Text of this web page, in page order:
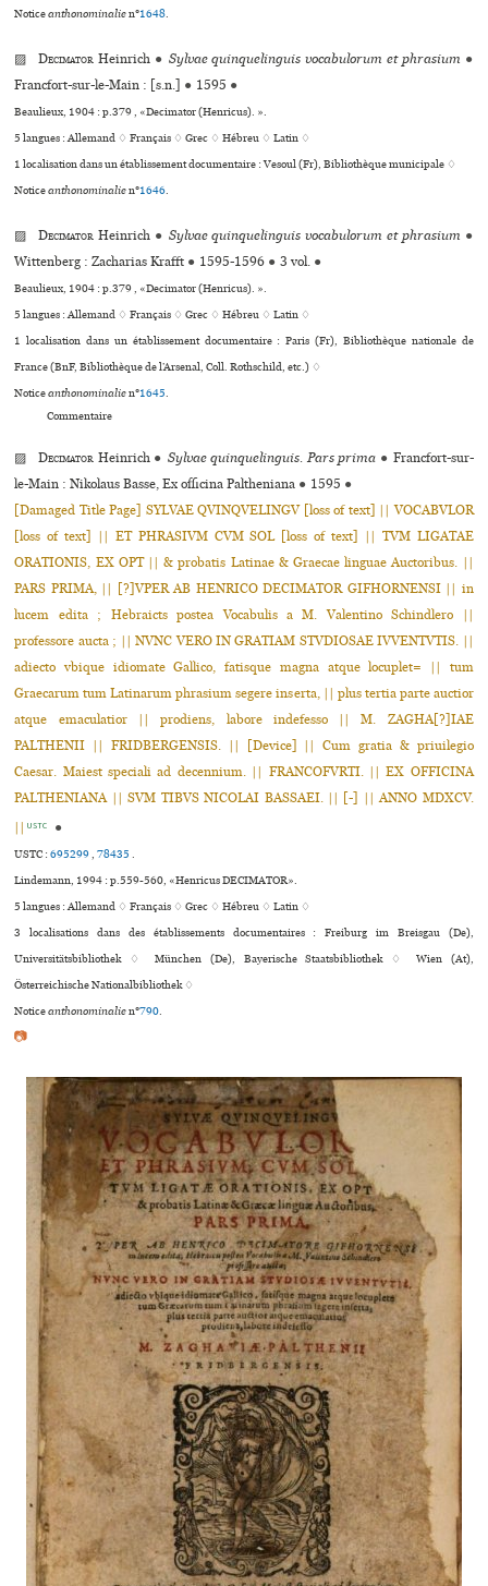
Noticeanthonominalien°1648.
▨Decimator Heinrich ● Sylvae quinquelinguis vocabulorum et phrasium ●
Francfort-sur-le-Main : [s.n.] ● 1595 ●
Beaulieux, 1904 : p.379 , «Decimator (Henricus). ».
5 langues :Allemand ♢Français ♢Grec ♢Hébreu ♢Latin ♢
1 localisation dans un établissement documentaire : Vesoul (Fr), Bibliothèque muni­ci­pale ♢
Noticeanthonominalien°1646.
▨Decimator Heinrich ● Sylvae quinquelinguis vocabulorum et phrasium ●
Wittenberg : Zacharias Krafft ● 1595-1596 ● 3 vol. ●
Beaulieux, 1904 : p.379 , «Decimator (Henricus). ».
5 langues :Allemand ♢Français ♢Grec ♢Hébreu ♢Latin ♢
1 localisation dans un établissement documentaire : Paris (Fr), Bibliothèque nationale de
France (BnF, Bibliothèque de l’Arsenal, Coll. Rothschild, etc.) ♢
Noticeanthonominalien°1645.
Commentaire
▨Decimator Heinrich ● Sylvae quinquelinguis. Pars prima ● Francfort-sur-
le-Main : Nikolaus Basse, Ex officina Paltheniana ● 1595 ●
[Damaged Title Page] SYLVAE QVINQVELINGV [loss of text] || VOCABVLOR
[loss of text] || ET PHRASIVM CVM SOL [loss of text] || TVM LIGATAE
ORATIONIS, EX OPT || & probatis Latinae & Graecae linguae Auctoribus. ||
PARS PRIMA, || [?]VPER AB HENRICO DECIMATOR GIFHORNENSI || in
lucem edita ; Hebraicts postea Vocabulis a M. Valentino Schindlero ||
professore aucta ; || NVNC VERO IN GRATIAM STVDIOSAE IVVENTVTIS. ||
adiecto vbique idiomate Gallico, fatisque magna atque locuplet= || tum
Graecarum tum Latinarum phrasium segere inserta, || plus tertia parte auctior
atque emaculatior || prodiens, labore indefesso || M. ZAGHA[?]IAE
PALTHENII || FRIDBERGENSIS. || [Device] || Cum gratia & priuilegio
Caesar. Maiest speciali ad decennium. || FRANCOFVRTI. || EX OFFICINA
PALTHENIANA || SVM TIBVS NICOLAI BASSAEI. || [-] || ANNO MDXCV.
USTC ●
USTC :695299,78435.
Lindemann, 1994 : p.559-560, «Henricus DECIMATOR».
5 langues :Allemand ♢Français ♢Grec ♢Hébreu ♢Latin ♢
3 localisations dans des établissements documentaires : Freiburg im Breisgau (De),
Universitätsbibliothek ♢ München (De), Bayerische Staatsbibliothek ♢ Wien (At),
Österreichische Nationalbibliothek ♢
Noticeanthonominalien°790.
📷